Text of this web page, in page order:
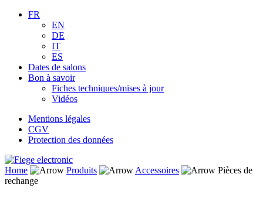
FR
EN
DE
IT
ES
Dates de salons
Bon à savoir
Fiches techniques/mises à jour
Vidéos
Mentions légales
CGV
Protection des données
Home Produits Accessoires
Pièces de
rechange